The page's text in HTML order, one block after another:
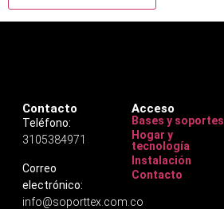
Contacto
Teléfono:
3105384971
Correo
electrónico:
info@soporttex.com.co
Acceso
Bases y soportes
Hogar y
tecnología
Instalación
Contacto